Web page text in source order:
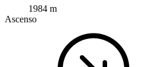
1984 m
Ascenso